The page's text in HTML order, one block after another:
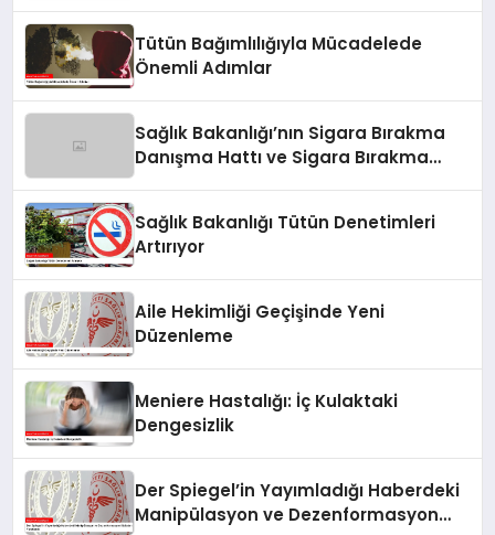
Tütün Bağımlılığıyla Mücadelede
Önemli Adımlar
Sağlık Bakanlığı’nın Sigara Bırakma
Danışma Hattı ve Sigara Bırakma
Sağlık Bakanlığı Tütün Denetimleri
Artırıyor
Aile Hekimliği Geçişinde Yeni
Düzenleme
Meniere Hastalığı: İç Kulaktaki
Dengesizlik
Der Spiegel’in Yayımladığı Haberdeki
Manipülasyon ve Dezenformasyon